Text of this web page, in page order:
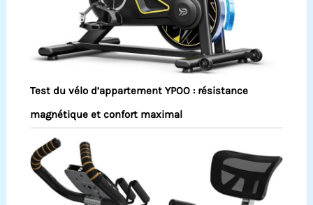
Test du vélo d’appartement YPOO : résistance
magnétique et confort maximal